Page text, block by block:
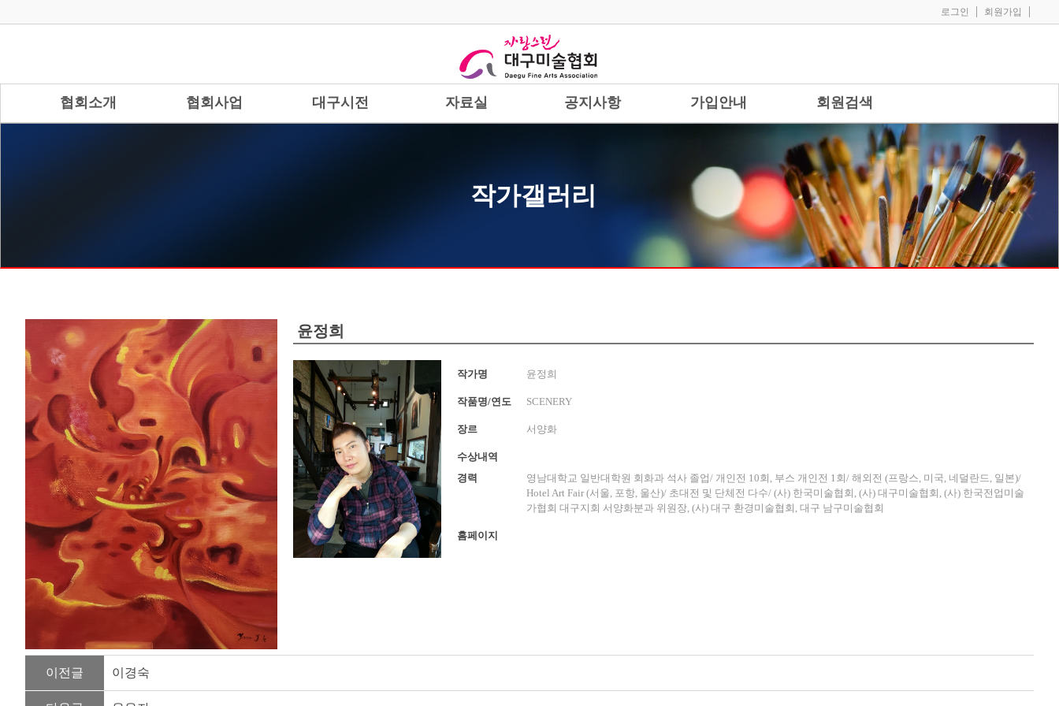
로그인 | 회원가입 |
협회소개 협회사업 대구시전 자료실 공지사항 가입안내 회원검색
작가갤러리
윤정희
작가명 윤정희
작품명/연도 SCENERY
장르 서양화
수상내역
경력
영남대학교 일반대학원 회화과 석사 졸업/ 개인전 10회, 부스 개인전 1회/ 해외전 (프랑스, 미국, 네덜란드, 일본)/
Hotel Art Fair (서울, 포항, 울산)/ 초대전 및 단체전 다수/ (사) 한국미술협회, (사) 대구미술협회, (사) 한국전업미술
가협회 대구지회 서양화분과 위원장, (사) 대구 환경미술협회, 대구 남구미술협회
홈페이지
이전글 이경숙